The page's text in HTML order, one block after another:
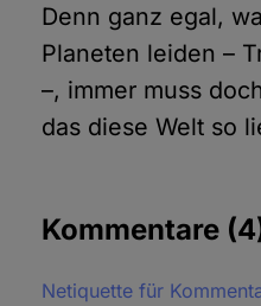
Denn ganz egal,
Planeten leiden –
–, immer muss
das diese Welt so
Kommentare
Netiquette für